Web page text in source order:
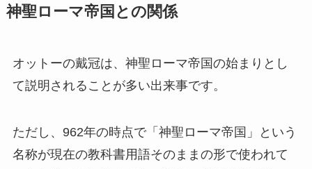
神聖ローマ帝国との関係
オットーの戴冠は、神聖ローマ帝国の始まりとし
て説明されることが多い出来事です。
ただし、962年の時点で「神聖ローマ帝国」という
名称が現在の教科書用語そのままの形で使われて